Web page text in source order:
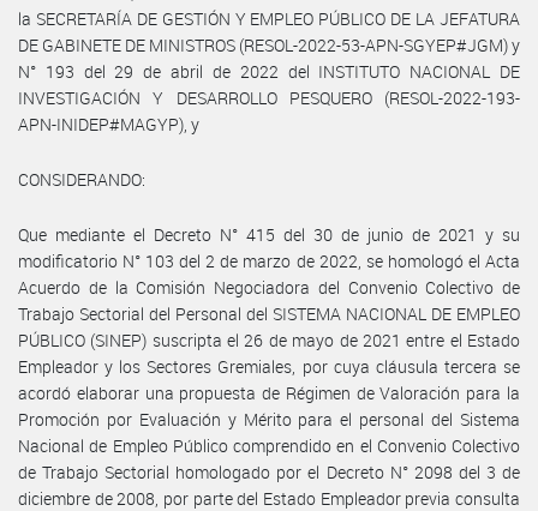
la SECRETARÍA DE GESTIÓN Y EMPLEO PÚBLICO DE LA JEFATURA
DE GABINETE DE MINISTROS (RESOL-2022-53-APN-SGYEP#JGM) y
N° 193 del 29 de abril de 2022 del INSTITUTO NACIONAL DE
INVESTIGACIÓN Y DESARROLLO PESQUERO (RESOL-2022-193-
APN-INIDEP#MAGYP), y
CONSIDERANDO:
Que mediante el Decreto N° 415 del 30 de junio de 2021 y su
modificatorio N° 103 del 2 de marzo de 2022, se homologó el Acta
Acuerdo de la Comisión Negociadora del Convenio Colectivo de
Trabajo Sectorial del Personal del SISTEMA NACIONAL DE EMPLEO
PÚBLICO (SINEP) suscripta el 26 de mayo de 2021 entre el Estado
Empleador y los Sectores Gremiales, por cuya cláusula tercera se
acordó elaborar una propuesta de Régimen de Valoración para la
Promoción por Evaluación y Mérito para el personal del Sistema
Nacional de Empleo Público comprendido en el Convenio Colectivo
de Trabajo Sectorial homologado por el Decreto N° 2098 del 3 de
diciembre de 2008, por parte del Estado Empleador previa consulta